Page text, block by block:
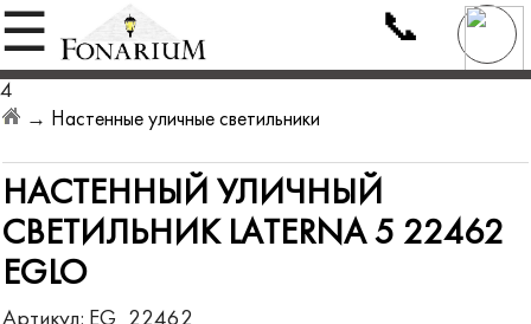
☰ 📞
4
→ Настенные уличные светильники
НАСТЕННЫЙ УЛИЧНЫЙ
СВЕТИЛЬНИК LATERNA 5 22462
EGLO
Артикул: EG_22462